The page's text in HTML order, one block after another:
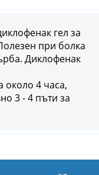
гел за
при болка
около 4 часа,
3 - 4 пъти зa